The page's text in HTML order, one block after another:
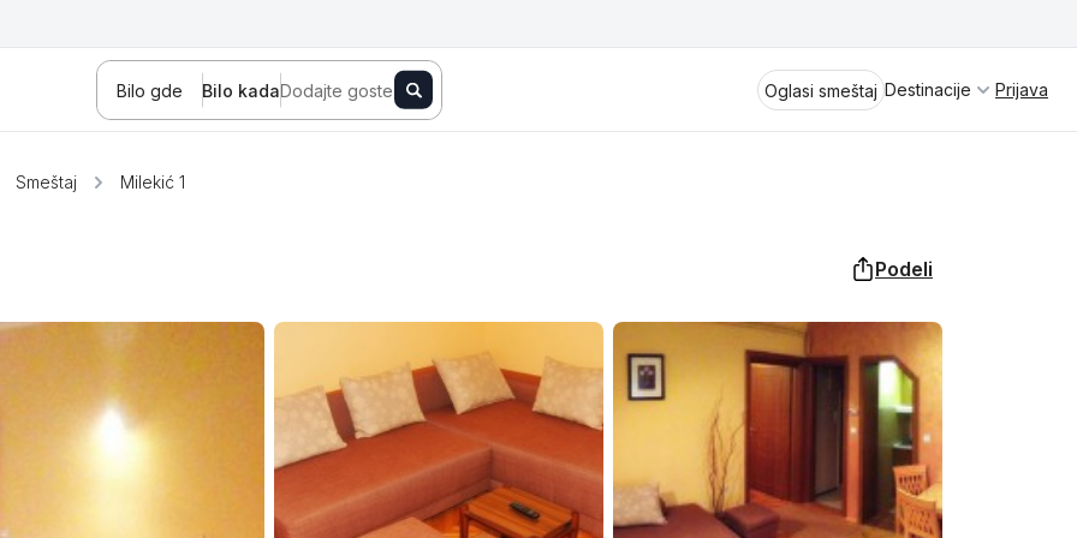
Bilo gde Bilo kadaDodajte goste Oglasi smeštaj Destinacije
Koviljača Sokobanja Vrnjačka Banja
Stara planina Banja Vrujci Perućac
Golubac
Jagodina Aranđelovac
Spremite se za virtuelno putovanje
kroz jednu od najlepših zemalja
Evrope i sveta. Uživaćete u prikazima
planinskih masiva poput Tare i Šar-
planine, ali i u ravničarskim predelima
prostrane Vojvodine. Istraživanje
tradicije i kulturnog dobra Srbije
otkriće vam pravu narav srpskog
Prijava
Smeštaj Milekić 1
Podeli